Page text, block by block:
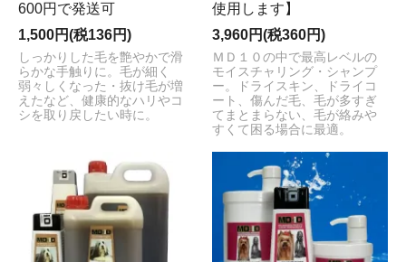
600円で発送可
1,500円(税136円)
しっかりした毛を艶やかで滑
らかな手触りに。毛が細く
弱々しくなった・抜け毛が増
えたなど、健康的なハリやコ
シを取り戻したい時に。
使用します】
3,960円(税360円)
ＭＤ１０の中で最高レベルの
モイスチャリング・シャンプ
ー。ドライスキン、ドライコ
ート、傷んだ毛、毛が多すぎ
てまとまらない、毛が絡みや
すくて困る場合に最適。